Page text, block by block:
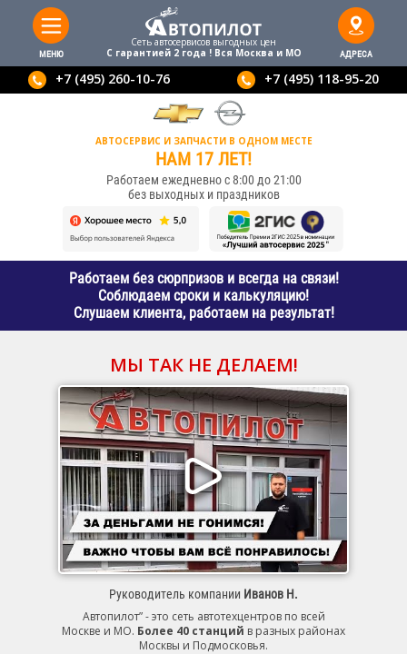
МЕНЮ
Сеть автосервисов выгодныx цен
С гарантией 2 года ! Вся Москва и МО
АДРЕСА
+7 (495) 260-10-76 +7 (495) 118-95-20
АВТОСЕРВИС И ЗАПЧАСТИ В ОДНОМ МЕСТЕ
НАМ 17 ЛЕТ!
Работаем ежедневно с 8:00 до 21:00
без выходных и праздников
Работаем без сюрпризов и всегда на связи!
Соблюдаем сроки и калькуляцию!
Слушаем клиента, работаем на результат!
МЫ ТАК НЕ ДЕЛАЕМ!
Руководитель компании Иванов Н.
Автопилот” - это сеть автотехцентров по всей
Москве и МО. Более 40 станций в разных районах
Москвы и Подмосковья.